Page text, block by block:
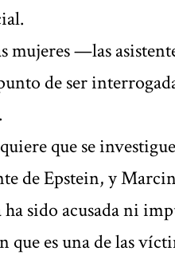
mujeres —las
de ser
que se
de Epstein, y
sido acusada ni
que es una de las